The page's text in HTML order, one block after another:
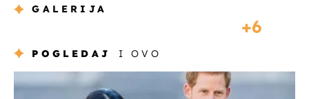
GALERIJA
6
POGLEDAJ I OVO